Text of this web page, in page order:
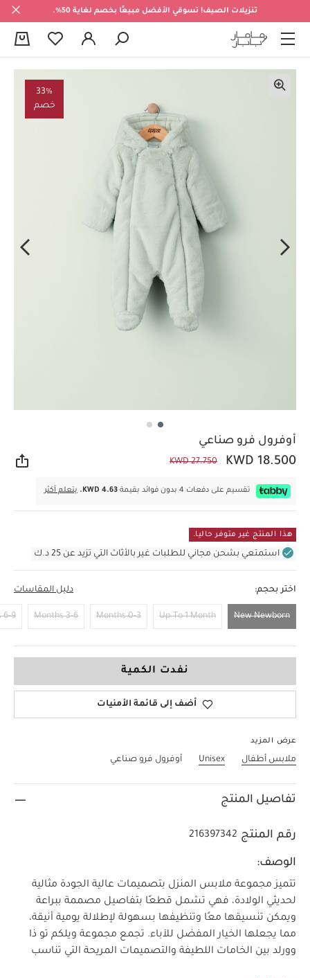
تنزيلات الصيف! تسوقي الأفضل مبيعًا بخصم لغاية 50%.
33%
خصم
أوفرول فرو صناعي
KWD 18.500
KWD 27.750
تقسيم على دفعات 4 بدون فوائد بقيمة KWD 4.63. يتعلم أكثر
هذا المنتج غير متوفر حاليا.
استمتعي بشحن مجاني للطلبات غير بالأثاث التي تزيد عن 25 د.ك
اختر بحجم: دليل المقاسات
New Newborn
Up To 1 Month
0-3 Months
3-6 Months
6-9 Months
نفدت الكمية
أضف إلى قائمة الأمنيات
عرض المزيد
ملابس أطفال Unisex أوفرول فرو صناعي
تفاصيل المنتج
رقم المنتج 216397342
الوصف:
تتميز مجموعة ملابس المنزل بتصميمات عالية الجودة مثالية
لحديثي الولادة، فهي تشمل قطعًا بتفاصيل مصممة ببراعة
ويمكن تنسيقها معًا وتنظيفها بسهولة لإطلالة يومية أنيقة،
مما يجعلها الخيار المفضل للآباء. تجمع مجموعة ويلكم تو ذا
وورلد بين الخامات اللطيفة والتصميمات المريحة التي تناسب